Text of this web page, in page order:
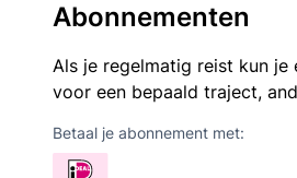
Abonnementen
Als je regelmatig reist kun je
voor een bepaald traject,
Betaal je abonnement met: